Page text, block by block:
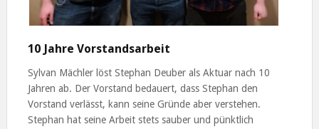
10 Jahre Vorstandsarbeit
Sylvan Mächler löst Stephan Deuber als Aktuar nach 10
Jahren ab. Der Vorstand bedauert, dass Stephan den
Vorstand verlässt, kann seine Gründe aber verstehen.
Stephan hat seine Arbeit stets sauber und pünktlich